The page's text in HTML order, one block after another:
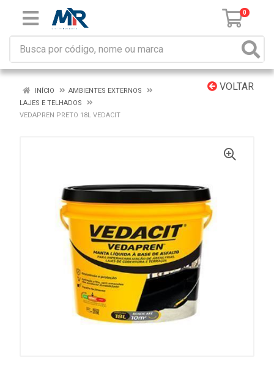
0
VOLTAR
INÍCIO
AMBIENTES EXTERNOS
LAJES E TELHADOS
VEDAPREN PRETO 18L VEDACIT